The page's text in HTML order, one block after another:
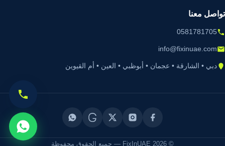
تواصل معنا
0581781705
info@fixinuae.com
دبي • الشارقة • عجمان • أبوظبي • العين • أم القيوين
© 2026 FixInUAE — جميع الحقوق محفوظة